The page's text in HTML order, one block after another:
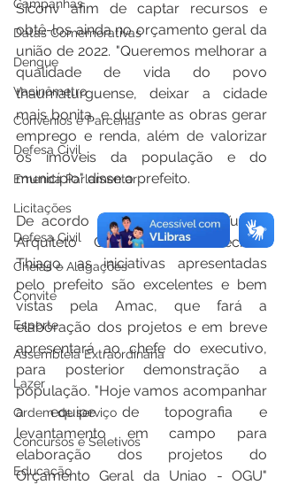
Campanhas
Datas Comemorativas
Dengue
Vacinômetro
Convênios e Parcerias
Defesa Civil
Emenda Parlamentar
Licitações
Defesa Civil
Cheias e Alagações
Convite
Esporte
Assembleia Extraordinária
Lazer
Ordem de serviço
Concursos e Seletivos
Educação
Siconv afim de captar recursos e
obtê-los ainda no orçamento geral da
união de 2022. "Queremos melhorar a
qualidade de vida do povo
thaumaturguense, deixar a cidade
mais bonita, e durante as obras gerar
emprego e renda, além de valorizar
os imóveis da população e do
município" disse o prefeito.
De acordo com o Eng. Civil Yuri, o
Arquiteto Cleriston e o Técnico
Thiago, as iniciativas apresentadas
pelo prefeito são excelentes e bem
vistas pela Amac, que fará a
elaboração dos projetos e em breve
apresentará ao chefe do executivo,
para posterior demonstração a
população. "Hoje vamos acompanhar
a equipe de topografia e
levantamento em campo para
elaboração dos projetos do
Orçamento Geral da Uniao - OGU"